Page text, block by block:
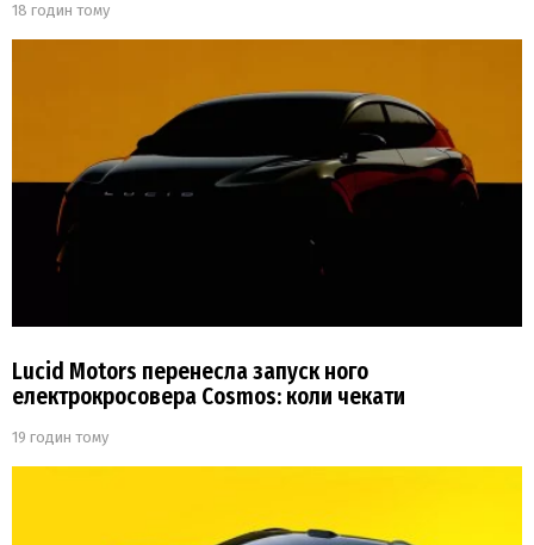
18 годин тому
Lucid Motors перенесла запуск ного
електрокросовера Cosmos: коли чекати
19 годин тому